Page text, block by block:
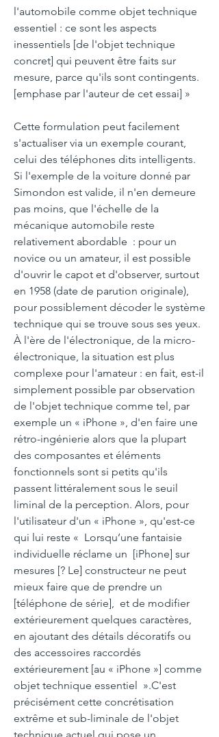
Cette formulation peut facilement
s'actualiser via un exemple courant,
celui des téléphones dits intelligents.
Si l'exemple de la voiture donné par
Simondon est valide, il n'en demeure
pas moins, que l'échelle de la
mécanique automobile reste
relativement abordable : pour un
novice ou un amateur, il est possible
d'ouvrir le capot et d'observer, surtout
en 1958 (date de parution originale),
pour possiblement décoder le système
technique qui se trouve sous ses yeux.
À l'ère de l'électronique, de la micro-
électronique, la situation est plus
complexe pour l'amateur : en fait, est-il
simplement possible par observation
de l'objet technique comme tel, par
exemple un « iPhone », d'en faire une
rétro-ingénierie alors que la plupart
des composantes et éléments
fonctionnels sont si petits qu'ils
passent littéralement sous le seuil
liminal de la perception. Alors, pour
l'utilisateur d'un « iPhone », qu'est-ce
qui lui reste « Lorsqu’une fantaisie
individuelle réclame un [iPhone] sur
mesures [? Le] constructeur ne peut
mieux faire que de prendre un
[téléphone de série], et de modifier
extérieurement quelques caractères,
en ajoutant des détails décoratifs ou
des accessoires raccordés
extérieurement [au « iPhone »] comme
objet technique essentiel ».C'est
précisément cette concrétisation
extrême et sub-liminale de l'objet